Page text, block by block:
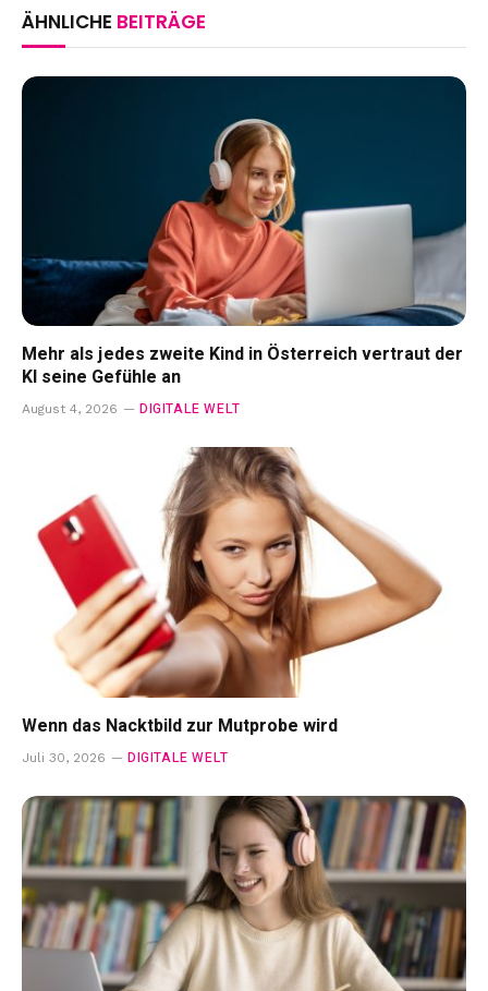
ÄHNLICHE BEITRÄGE
Mehr als jedes zweite Kind in Österreich vertraut der
KI seine Gefühle an
August 4, 2026 DIGITALE WELT
Wenn das Nacktbild zur Mutprobe wird
Juli 30, 2026 DIGITALE WELT